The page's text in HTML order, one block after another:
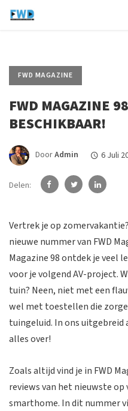
FWD MAGAZINE
FWD MAGAZINE
BESCHIKBAAR!
DoorAdmin 6 Juli
Delen:
Vertrek je op
nieuwe nummer van FWD
Magazine 98 ontdek je veel
voor je volgend AV-project.
tuin? Neen, niet met een
wel met toestellen die
tuingeluid. In ons
alles over!
Zoals altijd vind je in FWD
reviews van het nieuwste op
smarthome. In dit nummer